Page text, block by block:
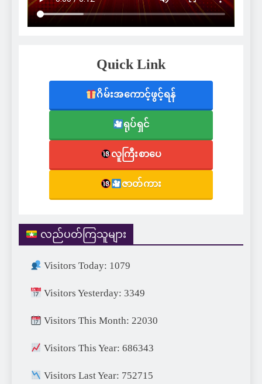
Quick Link
ဂိမ်းအကောင့်ဖွင့်ရန်
ရုပ်ရှင်
လူကြီးစာပေ
ဇာတ်ကား
လည်ပတ်ကြသူများ
Visitors Today: 1079
Visitors Yesterday: 3349
Visitors This Month: 22030
Visitors This Year: 686343
Visitors Last Year: 752715